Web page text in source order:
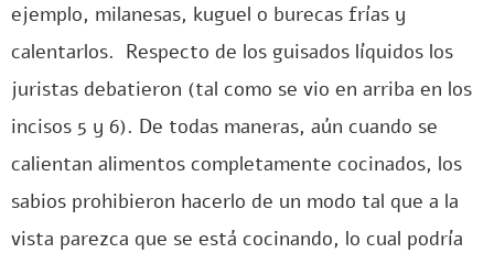
ejemplo, milanesas, kuguel o burecas frías y
calentarlos. Respecto de los guisados líquidos los
juristas debatieron (tal como se vio en arriba en los
incisos 5 y 6). De todas maneras, aún cuando se
calientan alimentos completamente cocinados, los
sabios prohibieron hacerlo de un modo tal que a la
vista parezca que se está cocinando, lo cual podría